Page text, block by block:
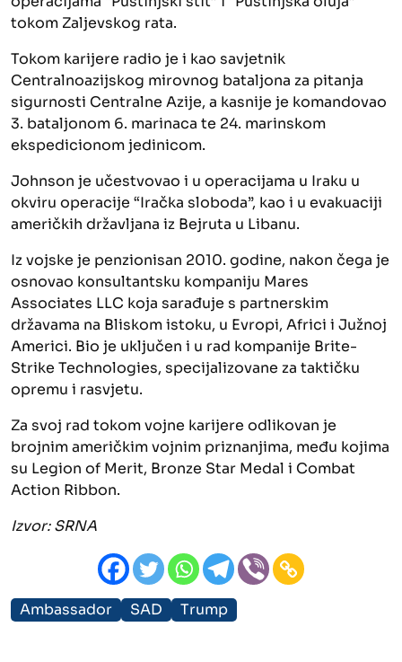
tokom Zaljevskog rata.
Tokom karijere radio je i kao savjetnik
Centralnoazijskog mirovnog bataljona za pitanja
sigurnosti Centralne Azije, a kasnije je komandovao
3. bataljonom 6. marinaca te 24. marinskom
ekspedicionom jedinicom.
Johnson je učestvovao i u operacijama u Iraku u
okviru operacije “Iračka sloboda”, kao i u evakuaciji
američkih državljana iz Bejruta u Libanu.
Iz vojske je penzionisan 2010. godine, nakon čega je
osnovao konsultantsku kompaniju Mares
Associates LLC koja sarađuje s partnerskim
državama na Bliskom istoku, u Evropi, Africi i Južnoj
Americi. Bio je uključen i u rad kompanije Brite-
Strike Technologies, specijalizovane za taktičku
opremu i rasvjetu.
Za svoj rad tokom vojne karijere odlikovan je
brojnim američkim vojnim priznanjima, među kojima
su Legion of Merit, Bronze Star Medal i Combat
Action Ribbon.
Izvor: SRNA
Ambassador SAD Trump